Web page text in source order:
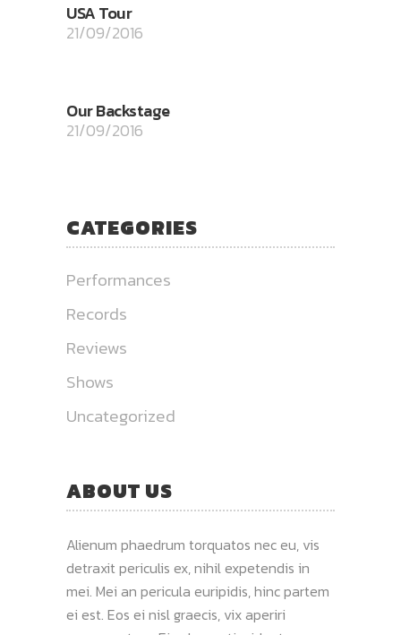
USA Tour
21/09/2016
Our Backstage
21/09/2016
CATEGORIES
Performances
Records
Reviews
Shows
Uncategorized
ABOUT US
Alienum phaedrum torquatos nec eu, vis
detraxit periculis ex, nihil expetendis in
mei. Mei an pericula euripidis, hinc partem
ei est. Eos ei nisl graecis, vix aperiri